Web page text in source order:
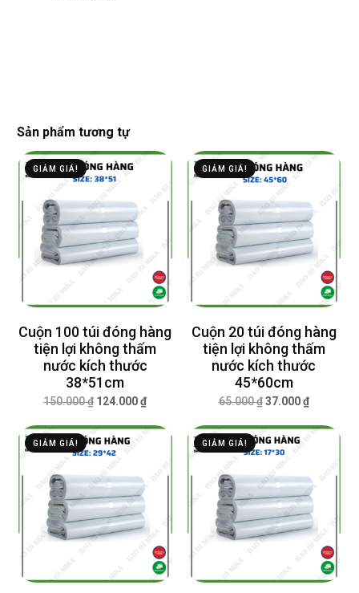
Sản phẩm tương tự
GIẢM GIÁ!
Cuộn 100 túi đóng hàng
tiện lợi không thấm
nước kích thước
38*51cm
150.000₫ 124.000₫
GIẢM GIÁ!
Cuộn 20 túi đóng hàng
tiện lợi không thấm
nước kích thước
45*60cm
65.000₫ 37.000₫
GIẢM GIÁ! GIẢM GIÁ!